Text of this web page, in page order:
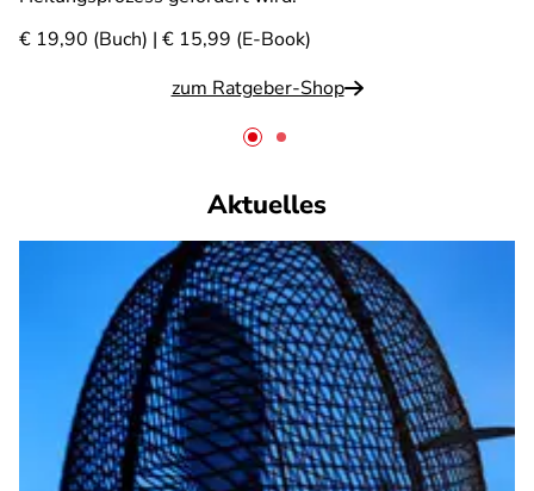
€ 19,90 (Buch) | € 15,99 (E-Book)
zum Ratgeber-Shop
Aktuelles